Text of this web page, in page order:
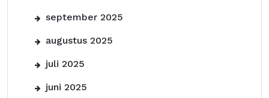
september 2025
augustus 2025
juli 2025
juni 2025